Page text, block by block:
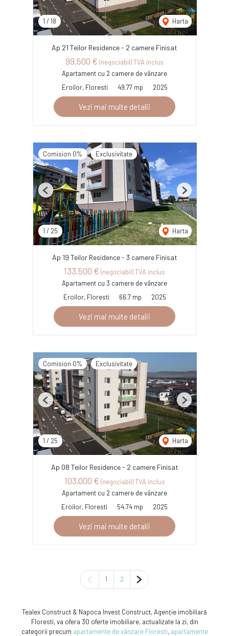
1 / 18 Harta
Ap 21 Teilor Residence - 2 camere Finisat
99,500 € (negociabil) TVA inclus
Apartament cu 2 camere de vânzare
Eroilor, Floresti
49.77 mp 2025
Vezi mai multe detalii
Comision 0% Exclusivitate
1 / 25 Harta
Previous Next
Ap 19 Teilor Residence - 3 camere Finisat
133,500 € (negociabil) TVA inclus
Apartament cu 3 camere de vânzare
Eroilor, Floresti
66.7 mp 2025
Vezi mai multe detalii
Comision 0% Exclusivitate
1 / 25 Harta
Previous Next
Ap 08 Teilor Residence - 2 camere Finisat
103,000 € (negociabil) TVA inclus
Apartament cu 2 camere de vânzare
Eroilor, Floresti
54.74 mp 2025
Vezi mai multe detalii
Pagina anterioară
1 2 Pagina următoare
Tealex Construct & Napoca Invest Construct, Agenție imobiliară
Floresti, va ofera 30 oferte imobiliare, actualizate la zi, din
categorii precum apartamente de vânzare Floresti, apartamente